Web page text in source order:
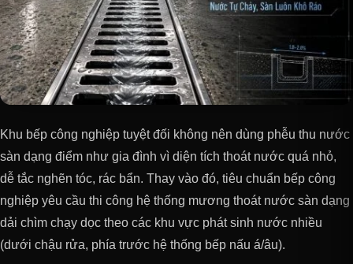
Khu bếp công nghiệp tuyệt đối không nên dùng phễu thu nước
sàn dạng điểm như gia đình vì diện tích thoát nước quá nhỏ,
dễ tắc nghẽn tóc, rác bẩn. Thay vào đó, tiêu chuẩn bếp công
nghiệp yêu cầu thi công hệ thống mương thoát nước sàn dạng
dải chìm chạy dọc theo các khu vực phát sinh nước nhiều
(dưới chậu rửa, phía trước hệ thống bếp nấu á/âu).